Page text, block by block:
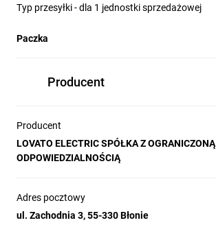
Typ przesyłki - dla 1 jednostki sprzedażowej
Paczka
Producent
Producent
LOVATO ELECTRIC SPÓŁKA Z OGRANICZONĄ
ODPOWIEDZIALNOŚCIĄ
Adres pocztowy
ul. Zachodnia 3, 55-330 Błonie